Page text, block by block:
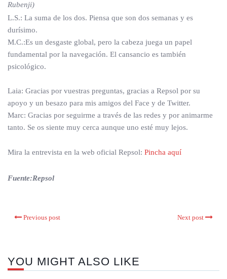
Rubenji)
L.S.: La suma de los dos. Piensa que son dos semanas y es
durísimo.
M.C.:Es un desgaste global, pero la cabeza juega un papel
fundamental por la navegación. El cansancio es también
psicológico.
Laia: Gracias por vuestras preguntas, gracias a Repsol por su
apoyo y un besazo para mis amigos del Face y de Twitter.
Marc: Gracias por seguirme a través de las redes y por animarme
tanto. Se os siente muy cerca aunque uno esté muy lejos.
Mira la entrevista en la web oficial Repsol: Pincha aquí
Fuente:Repsol
Previous post Next post
YOU MIGHT ALSO LIKE